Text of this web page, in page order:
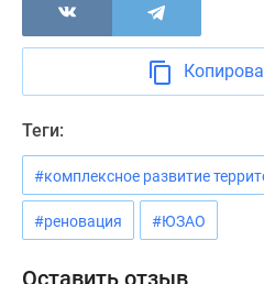
Покупателю
Экспертиза
Эксперты
проекте
Контакты
Теги:
#комплексное развитие
#реновация #ЮЗАО
Оставить отзыв